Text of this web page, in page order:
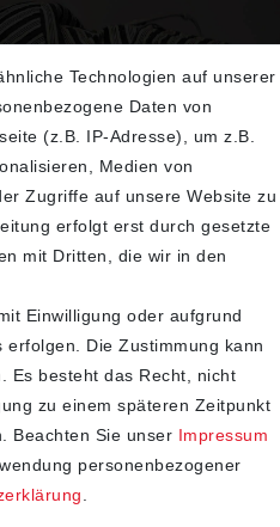
neu eingetroffenen
an
Technologien auf unserer
Daten von
(z.B. IP-Adresse), um z.B.
Medien von
Zugriffe auf unsere Website zu
erfolgt erst durch gesetzte
mit Dritten, die wir in den
Einwilligung oder aufgrund
Die Zustimmung kann
Es besteht das Recht, nicht
zu einem späteren Zeitpunkt
Beachten Sie unser Impressum
personenbezogener